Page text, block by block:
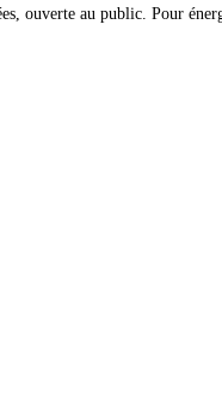
ouverte au public. Pour